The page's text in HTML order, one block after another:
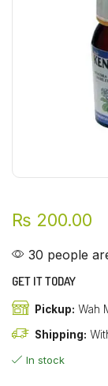
₨ 200.00
30 people
GET IT TODAY
Pickup: Wah
Shipping:
In stock